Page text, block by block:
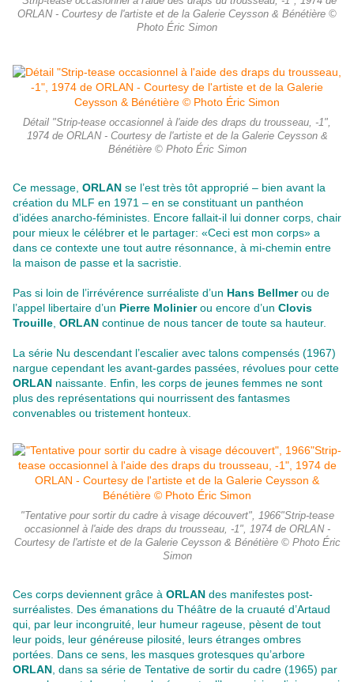
ORLAN - Courtesy de l'artiste et de la Galerie Ceysson & Bénétière ©
Photo Éric Simon
Détail "Strip-tease occasionnel à l'aide des draps du trousseau, -1",
1974 de ORLAN - Courtesy de l'artiste et de la Galerie Ceysson &
Bénétière © Photo Éric Simon
Ce message, ORLAN se l’est très tôt approprié – bien avant la
création du MLF en 1971 – en se constituant un panthéon
d’idées anarcho-féministes. Encore fallait-il lui donner corps, chair
pour mieux le célébrer et le partager: «Ceci est mon corps» a
dans ce contexte une tout autre résonnance, à mi-chemin entre
la maison de passe et la sacristie.
Pas si loin de l’irrévérence surréaliste d’un Hans Bellmerou de
l’appel libertaire d’un Pierre Molinierou encore d’un Clovis
Trouille ORLAN continue de nous tancer de toute sa hauteur.
La série Nu descendant l’escalier avec talons compensés (1967)
nargue cependant les avant-gardes passées, révolues pour cette
ORLAN naissante. Enfin, les corps de jeunes femmes ne sont
plus des représentations qui nourrissent des fantasmes
convenables ou tristement honteux.
"Tentative pour sortir du cadre à visage découvert", 1966"Strip-tease
occasionnel à l'aide des draps du trousseau, -1", 1974 de ORLAN -
Courtesy de l'artiste et de la Galerie Ceysson & Bénétière © Photo Éric
Simon
Ces corps deviennent grâce à ORLAN des manifestes post-
surréalistes. Des émanations du Théâtre de la cruauté d’Artaud
qui, par leur incongruité, leur humeur rageuse, pèsent de tout
leur poids, leur généreuse pilosité, leurs étranges ombres
portées. Dans ce sens, les masques grotesques qu’arbore
ORLAN , dans sa série de Tentative de sortir du cadre (1965) par